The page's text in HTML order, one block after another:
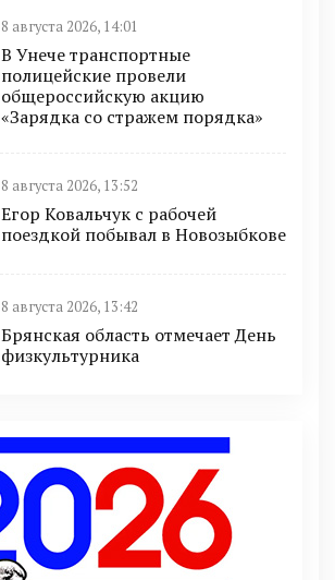
8 августа 2026, 14:01
В Унече транспортные
полицейские провели
общероссийскую акцию
«Зарядка со стражем порядка»
8 августа 2026, 13:52
Егор Ковальчук с рабочей
поездкой побывал в Новозыбкове
8 августа 2026, 13:42
Брянская область отмечает День
физкультурника